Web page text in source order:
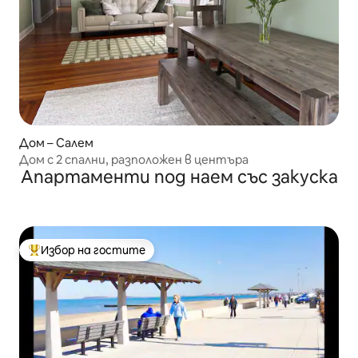
Дом – Салем
Дом с 2 спални, разположен в центъра
Апартаменти под наем със закуска
Най-популярен избор на гостите
Избор на гостите